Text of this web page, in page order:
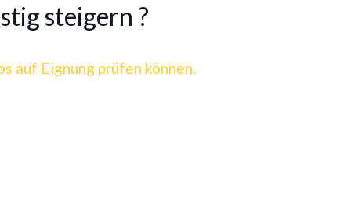
steigern ?
auf Eignung prüfen können.